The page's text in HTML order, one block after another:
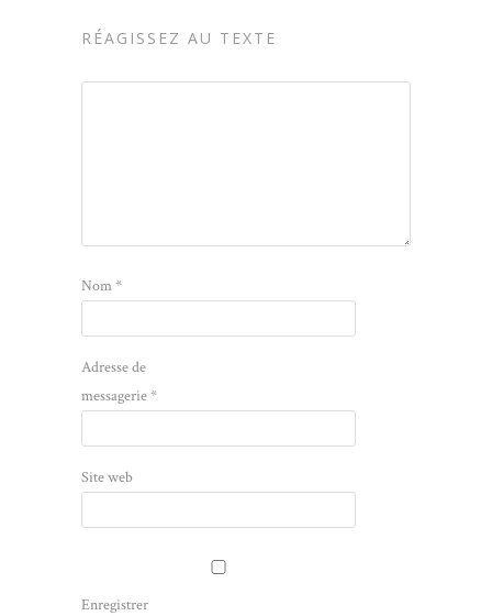
RÉAGISSEZ AU TEXTE
Nom*
Adresse de
messagerie*
Site web
Enregistrer